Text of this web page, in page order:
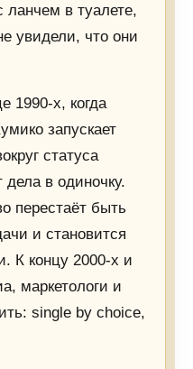
ланчем в туалете,
увидели, что они
1990-х, когда
запускает
статуса
в одиночку.
перестаёт быть
и становится
К концу 2000-х и
маркетологи и
single by choice,